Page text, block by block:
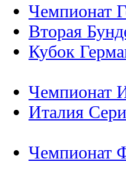
Чемпионат
Вторая
Кубок
Чемпионат
Италия
Чемпионат